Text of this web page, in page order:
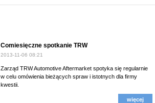
Comiesięczne spotkanie TRW
2013-11-06 08:21
Zarząd TRW Automotive Aftermarket spotyka się regularnie
w celu omówienia bieżących spraw i istotnych dla firmy
kwestii.
więcej